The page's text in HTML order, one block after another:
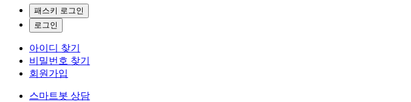
패스키 로그인
로그인
아이디 찾기
비밀번호 찾기
회원가입
스마트봇 상담